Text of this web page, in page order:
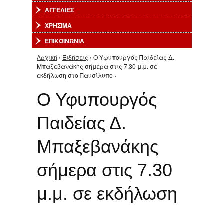
ΑΓΓΕΛΙΕΣ
ΧΡΗΣΙΜΑ
ΕΠΙΚΟΙΝΩΝΙΑ
Είστε εδώ
Αρχική › Ειδήσεις › Ο Υφυπουργός Παιδείας Δ.
Μπαξεβανάκης σήμερα στις 7.30 μ.μ. σε
εκδήλωση στο Παυσίλυπο ›
Ο Υφυπουργός
Παιδείας Δ.
Μπαξεβανάκης
σήμερα στις 7.30
μ.μ. σε εκδήλωση